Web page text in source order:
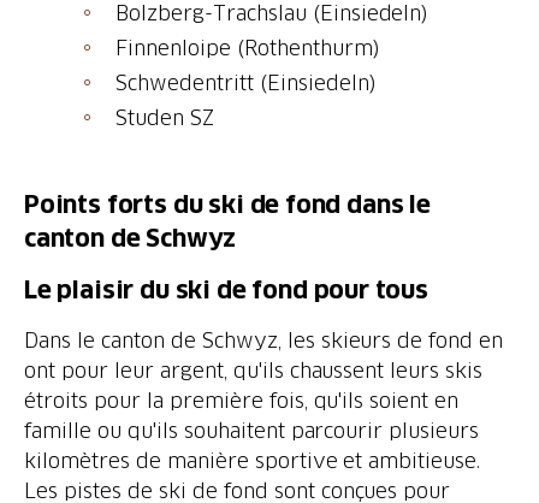
Bolzberg-Trachslau (Einsiedeln)
Finnenloipe (Rothenthurm)
Schwedentritt (Einsiedeln)
Points forts du ski de fond dans le
Dans le canton de Schwyz, les skieurs de fond en
ont pour leur argent, qu'ils chaussent leurs skis
étroits pour la première fois, qu'ils soient en
famille ou qu'ils souhaitent parcourir plusieurs
kilomètres de manière sportive et ambitieuse.
Les pistes de ski de fond sont conçues pour